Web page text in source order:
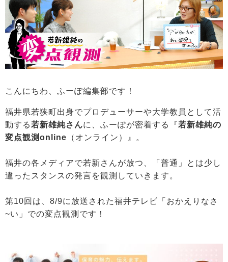
こんにちわ、ふーぽ編集部です！
福井県若狭町出身でプロデューサーや大学教員として活
動する若新雄純さんに、ふーぽが密着する『若新雄純の
変点観測online （オンライン）』。
福井の各メディアで若新さんが放つ、「普通」とは少し
違ったスタンスの発言を観測していきます。
第10回は、8/9に放送された福井テレビ「おかえりなさ
~い」での変点観測です！